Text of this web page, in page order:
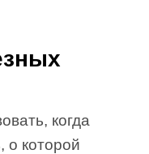
когда
о которой